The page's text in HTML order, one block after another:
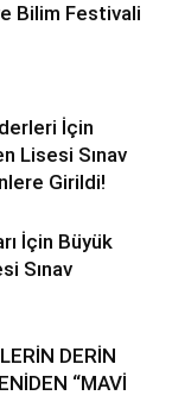
Bilim Festivali
İçin
Lisesi Sınav
Girildi!
İçin Büyük
Sınav
DERİN
“MAVİ